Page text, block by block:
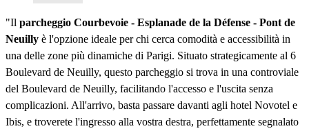
"Il parcheggio Courbevoie - Esplanade de la Défense - Pont de
Neuilly è l'opzione ideale per chi cerca comodità e accessibilità in
una delle zone più dinamiche di Parigi. Situato strategicamente al 6
Boulevard de Neuilly, questo parcheggio si trova in una controviale
del Boulevard de Neuilly, facilitando l'accesso e l'uscita senza
complicazioni. All'arrivo, basta passare davanti agli hotel Novotel e
Ibis, e troverete l'ingresso alla vostra destra, perfettamente segnalato